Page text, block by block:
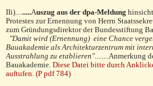
IIi).........Auszug aus der dpa-Meldung
Protestes zur Ernennung von Herrn
zum Gründungsdirektor der Bundesstiftung
"Damit wird (Ernennung) eine Chance
Bauakademie als Archi­tek­turzentrum mit
Ausstrahlung zu eta­blieren"........Anmerkung
Bauakademie. Diese Datei bitte durch
auftufen. (P pdf 784)